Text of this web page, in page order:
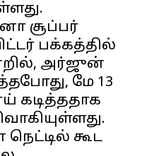
சூப்பர்
பக்கத்தில்
அர்ஜுன்
மே 13
கடித்ததாக
கூட